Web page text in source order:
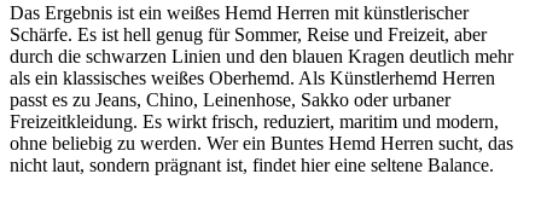
Das Ergebnis ist ein weißes Hemd Herren mit künstlerischer
Schärfe. Es ist hell genug für Sommer, Reise und Freizeit, aber
durch die schwarzen Linien und den blauen Kragen deutlich mehr
als ein klassisches weißes Oberhemd. Als Künstlerhemd Herren
passt es zu Jeans, Chino, Leinenhose, Sakko oder urbaner
Freizeitkleidung. Es wirkt frisch, reduziert, maritim und modern,
ohne beliebig zu werden. Wer ein Buntes Hemd Herren sucht, das
nicht laut, sondern prägnant ist, findet hier eine seltene Balance.